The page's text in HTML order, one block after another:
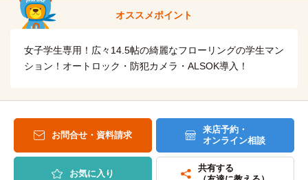
坂戸→（東武越生線10分）→川角
電車
10分
坂戸→（東武越生線10分）→川角
11分
坂戸→（東武越生線11分）→川角
埼玉医科大学(毛呂山キャンパス)
オススメポイント
女子学生専用！広々14.5帖の綺麗なフローリングの学生マン
ション！オートロック・防犯カメラ・ALSOK導入！
お問合せ・資料請求
来店予約・
オンライン相談
お気に入り
共有する